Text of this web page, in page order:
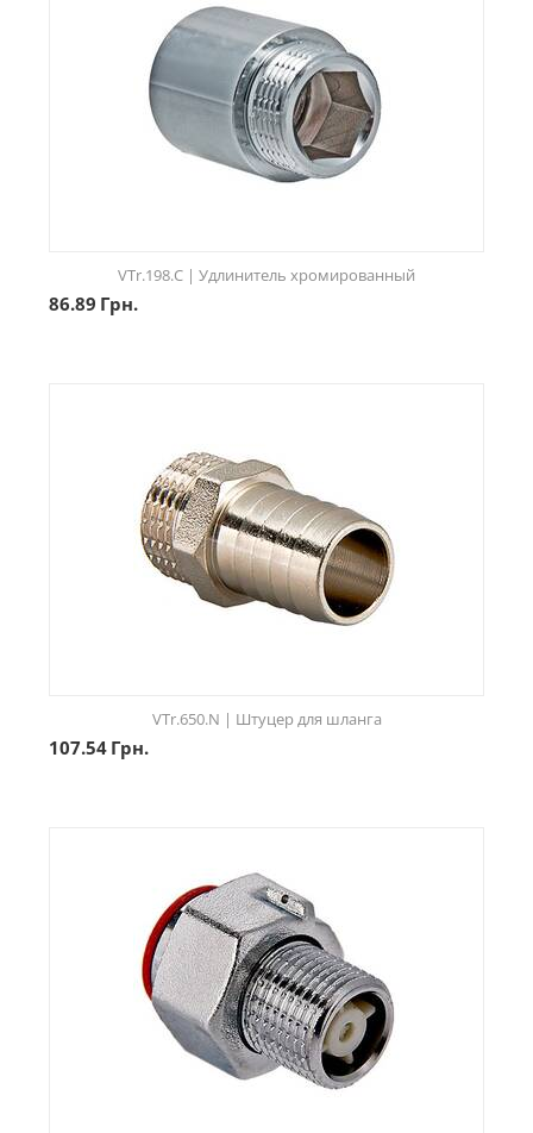
VTr.198.C | Удлинитель хромированный
86.89 Грн.
VTr.650.N | Штуцер для шланга
107.54 Грн.